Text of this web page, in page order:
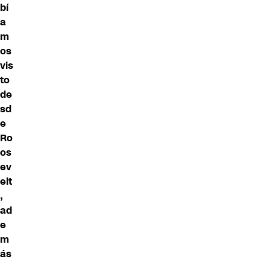
bí
a
m
os
vis
to
de
sd
e
Ro
os
ev
elt
,
ad
e
m
ás